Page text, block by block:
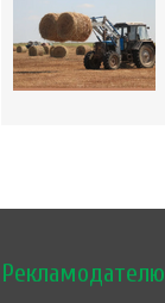
Рекламодателю